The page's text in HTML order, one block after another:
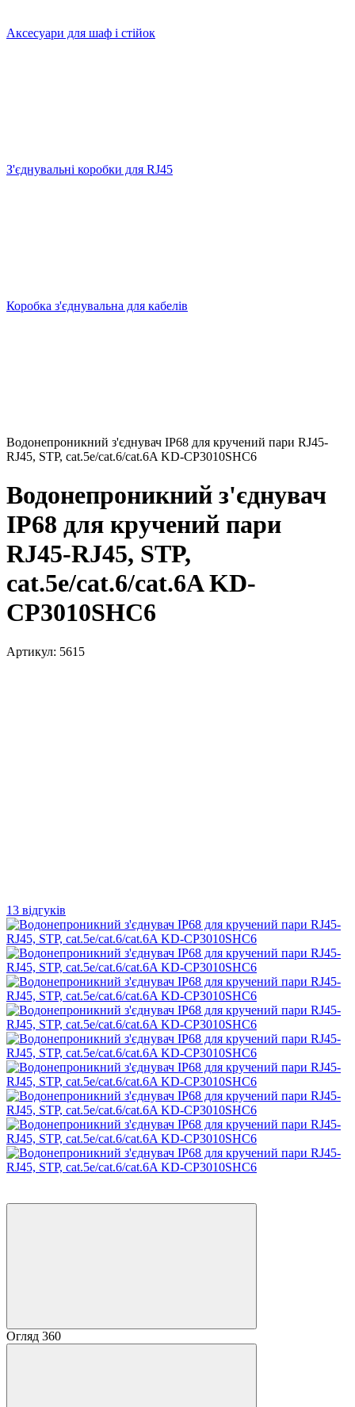
Аксесуари для шаф і стійок
З'єднувальні коробки для RJ45
Коробка з'єднувальна для кабелів
Водонепроникний з'єднувач IP68 для кручений пари RJ45-
RJ45, STP, cat.5e/cat.6/cat.6A KD-CP3010SHC6
Водонепроникний з'єднувач
IP68 для кручений пари
RJ45-RJ45, STP,
cat.5e/cat.6/cat.6A KD-
CP3010SHC6
Артикул: 5615
13 відгуків
Огляд 360